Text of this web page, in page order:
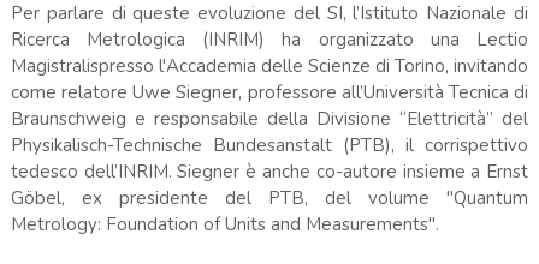
Per parlare di queste evoluzione del SI, l’Istituto Nazionale di
Ricerca Metrologica (INRIM) ha organizzato una Lectio
Magistralispresso l'Accademia delle Scienze di Torino, invitando
come relatore Uwe Siegner, professore all’Università Tecnica di
Braunschweig e responsabile della Divisione “Elettricità” del
Physikalisch-Technische Bundesanstalt (PTB), il corrispettivo
tedesco dell’INRIM. Siegner è anche co-autore insieme a Ernst
Göbel, ex presidente del PTB, del volume "Quantum
Metrology: Foundation of Units and Measurements".